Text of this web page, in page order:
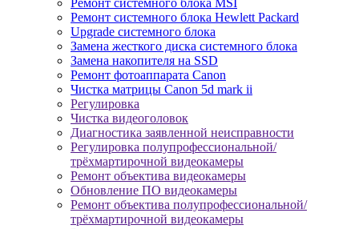
Ремонт системного блока MSI
Ремонт системного блока Hewlett Packard
Upgrade системного блока
Замена жесткого диска системного блока
Замена накопителя на SSD
Ремонт фотоаппарата Canon
Чистка матрицы Canon 5d mark ii
Регулировка
Чистка видеоголовок
Диагностика заявленной неисправности
Регулировка полупрофессиональной/
трёхмартирочной видеокамеры
Ремонт объектива видеокамеры
Обновление ПО видеокамеры
Ремонт объектива полупрофессиональной/
трёхмартирочной видеокамеры